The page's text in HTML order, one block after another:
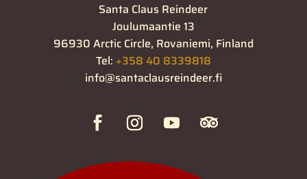
Santa Claus Reindeer
Joulumaantie 13
96930 Arctic Circle, Rovaniemi, Finland
Tel: +358 40 8339818
info@santaclausreindeer.fi